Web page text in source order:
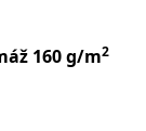
160 g/m2